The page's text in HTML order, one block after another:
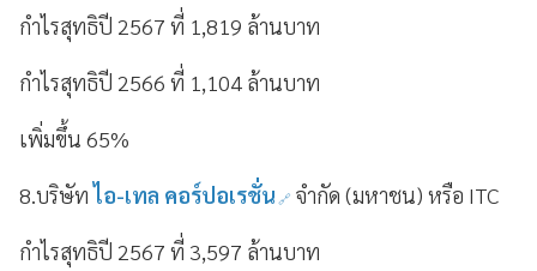
กำไรสุทธิปี 2567 ที่ 1,819 ล้านบาท
กำไรสุทธิปี 2566 ที่ 1,104 ล้านบาท
เพิ่มขึ้น 65%
8.บริษัทไอ-เทล คอร์ปอเรชั่น จำกัด (มหาชน) หรือ ITC
กำไรสุทธิปี 2567 ที่ 3,597 ล้านบาท